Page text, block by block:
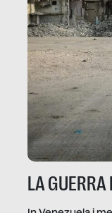
LA GUERRA